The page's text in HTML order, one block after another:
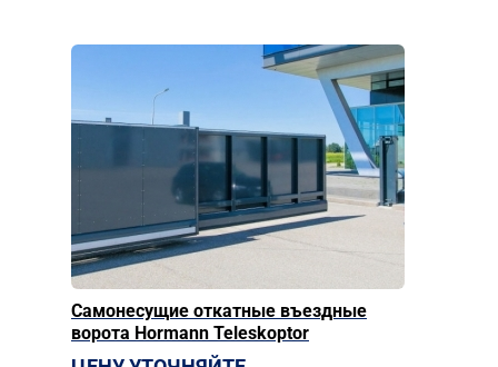
Самонесущие откатные въездные
ворота Hormann Teleskoptor